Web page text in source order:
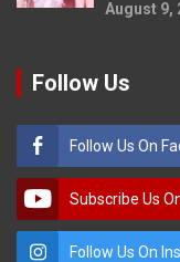
August 9,
Follow Us
Follow Us On
Subscribe Us
Follow Us On